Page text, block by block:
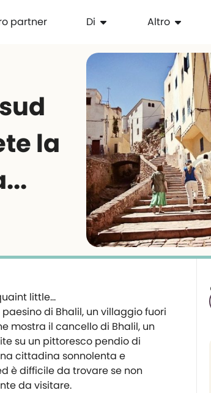
partner Di Altro
la
di Bhalil, un villaggio fuori
mostra il cancello di Bhalil, un
su un pittoresco pendio di
cittadina sonnolenta e
è difficile da trovare se non
da visitare.